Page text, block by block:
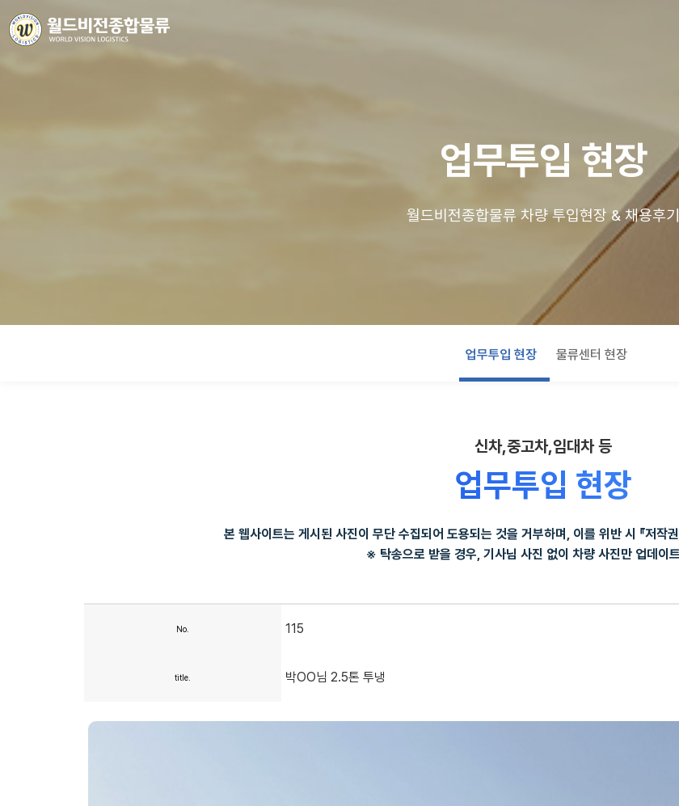
업무투입 현장
월드비전종합물류 차량 투입현장 & 채용후기
업무투입 현장 물류센터 현장
신차,중고차,임대차 등
업무투입 현장
본 웹사이트는 게시된 사진이 무단 수집되어 도용되는 것을 거부하며, 이를 위반 시 『저작
※ 탁송으로 받을 경우, 기사님 사진 없이 차량 사진만 업데이
No. 115
title. 박OO님 2.5톤 투냉